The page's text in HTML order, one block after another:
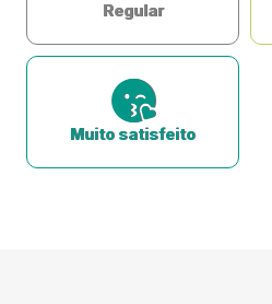
Regular
Muito satisfeito